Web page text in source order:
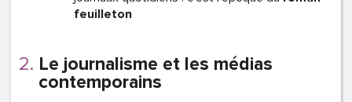
feuilleton
Le journalisme et les médias
contemporains